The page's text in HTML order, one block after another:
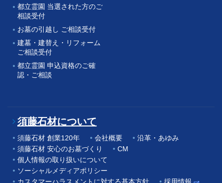
都立霊園 当選された方のご
相談受付
お墓の引越し ご相談受付
建墓・建替え・リフォーム
ご相談受付
都立霊園 申込資格のご確
認・ご相談
須藤石材について
須藤石材 創業120年 会社概要
沿革・あゆみ
須藤石材 安心のお墓づくり
CM
個人情報の取り扱いについて
ソーシャルメディアポリシー